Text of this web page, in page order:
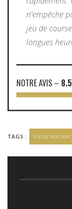
n'empêche
jeu de
longues
NOTRE AVIS – 8.5
TAGS : Forza Horizon